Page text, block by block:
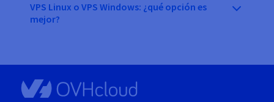
VPS Linux o VPS Windows: ¿qué opción es
mejor?